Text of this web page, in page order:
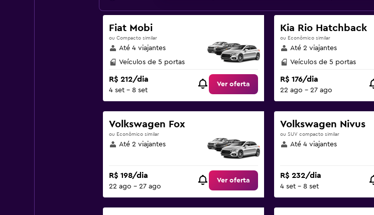
Fiat Mobi
ou Compacto similar
Até 4 viajantes
Veículos de 5 portas
R$ 212/dia
4 set - 8 set
Ver oferta
Kia Rio Hatchback
ou Econômico similar
Até 2 viajantes
Veículos de 5 portas
R$ 176/dia
22 ago - 27 ago
Volkswagen Fox
ou Econômico similar
Até 2 viajantes
R$ 198/dia
22 ago - 27 ago
Ver oferta
Volkswagen Nivus
ou SUV compacto similar
Até 4 viajantes
R$ 232/dia
4 set - 8 set